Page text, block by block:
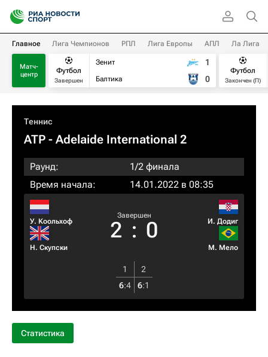
Главное Лига Чемпионов РПЛ Лига Европы АПЛ Ла Лига
Матч-
центр
Футбол
Завершен
Зенит
Балтика
1
0
Футбол
Закончен (П)
Теннис
ATP - Adelaide International 2
Раунд:
1/2 финала
Время начала:
14.01.2022 в 08:35
У. Коольхоф
Н. Скупски
Завершен
2 : 0 И. Додиг
М. Мело
1
2
6:4 6:1
Статистика